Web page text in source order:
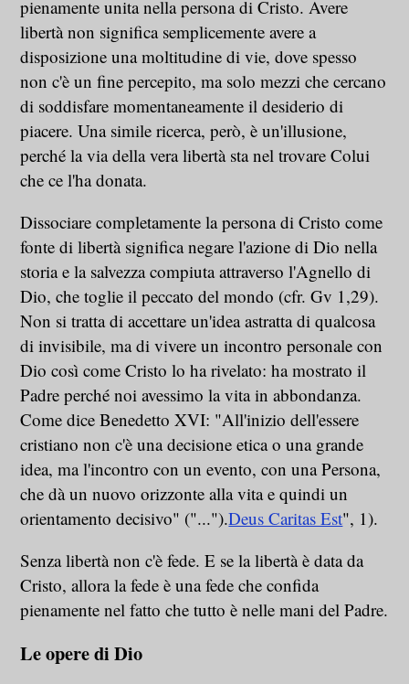
pienamente unita nella persona di Cristo. Avere
libertà non significa semplicemente avere a
disposizione una moltitudine di vie, dove spesso
non c'è un fine percepito, ma solo mezzi che cercano
di soddisfare momentaneamente il desiderio di
piacere. Una simile ricerca, però, è un'illusione,
perché la via della vera libertà sta nel trovare Colui
che ce l'ha donata.
Dissociare completamente la persona di Cristo come
fonte di libertà significa negare l'azione di Dio nella
storia e la salvezza compiuta attraverso l'Agnello di
Dio, che toglie il peccato del mondo (cfr. Gv 1,29).
Non si tratta di accettare un'idea astratta di qualcosa
di invisibile, ma di vivere un incontro personale con
Dio così come Cristo lo ha rivelato: ha mostrato il
Padre perché noi avessimo la vita in abbondanza.
Come dice Benedetto XVI: "All'inizio dell'essere
cristiano non c'è una decisione etica o una grande
idea, ma l'incontro con un evento, con una Persona,
che dà un nuovo orizzonte alla vita e quindi un
orientamento decisivo" ("...").Deus Caritas Est", 1).
Senza libertà non c'è fede. E se la libertà è data da
Cristo, allora la fede è una fede che confida
pienamente nel fatto che tutto è nelle mani del Padre.
Le opere di Dio